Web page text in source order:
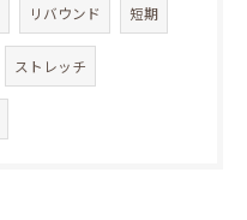
リバウンド 短期
ストレッチ